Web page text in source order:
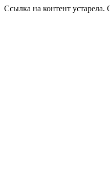
Ссылка на контент устарела.